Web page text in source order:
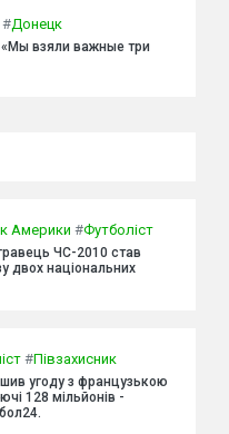
#Донецк
взяли важные три
Америки #Футболіст
ЧС-2010 став
двох національних
#Півзахисник
угоду з французькою
128 мільйонів -